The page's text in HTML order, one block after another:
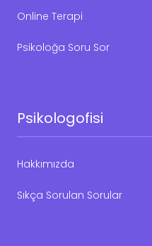
Online Terapi
Psikoloğa Soru Sor
Psikologofisi
Hakkımızda
Sıkça Sorulan Sorular